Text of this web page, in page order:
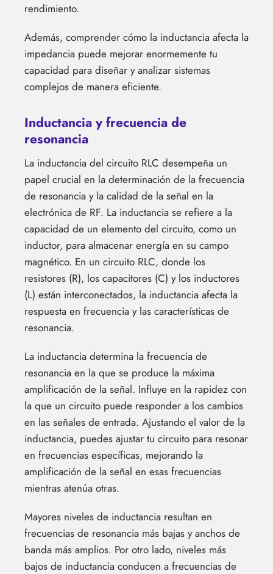
rendimiento.
Además, comprender cómo la inductancia afecta la
impedancia puede mejorar enormemente tu
capacidad para diseñar y analizar sistemas
complejos de manera eficiente.
Inductancia y frecuencia de
resonancia
La inductancia del circuito RLC desempeña un
papel crucial en la determinación de la frecuencia
de resonancia y la calidad de la señal en la
electrónica de RF. La inductancia se refiere a la
capacidad de un elemento del circuito, como un
inductor, para almacenar energía en su campo
magnético. En un circuito RLC, donde los
resistores (R), los capacitores (C) y los inductores
(L) están interconectados, la inductancia afecta la
respuesta en frecuencia y las características de
resonancia.
La inductancia determina la frecuencia de
resonancia en la que se produce la máxima
amplificación de la señal. Influye en la rapidez con
la que un circuito puede responder a los cambios
en las señales de entrada. Ajustando el valor de la
inductancia, puedes ajustar tu circuito para resonar
en frecuencias específicas, mejorando la
amplificación de la señal en esas frecuencias
mientras atenúa otras.
Mayores niveles de inductancia resultan en
frecuencias de resonancia más bajas y anchos de
banda más amplios. Por otro lado, niveles más
bajos de inductancia conducen a frecuencias de